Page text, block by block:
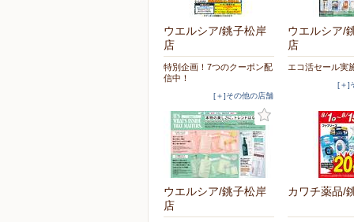
ウエルシア/銚子松岸
店
特別企画！7つのクーポン配
信中！
[＋]その他の店舗
ウエルシア/
店
エコ活セール実
[＋]
ウエルシア/銚子松岸
店
カワチ薬品/